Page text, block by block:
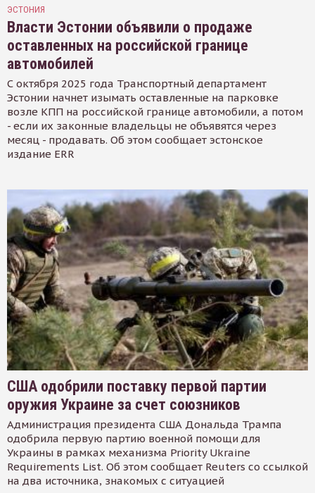
ЭСТОНИЯ
Власти Эстонии объявили о продаже
оставленных на российской границе
автомобилей
С октября 2025 года Транспортный департамент
Эстонии начнет изымать оставленные на парковке
возле КПП на российской границе автомобили, а потом
- если их законные владельцы не объявятся через
месяц - продавать. Об этом сообщает эстонское
издание ERR
США одобрили поставку первой партии
оружия Украине за счет союзников
Администрация президента США Дональда Трампа
одобрила первую партию военной помощи для
Украины в рамках механизма Priority Ukraine
Requirements List. Об этом сообщает Reuters со ссылкой
на два источника, знакомых с ситуацией